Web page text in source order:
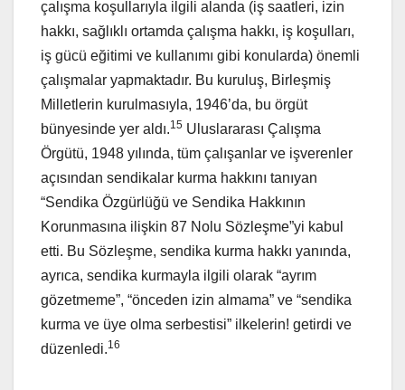
çalışma koşullarıyla ilgili alanda (iş saatleri, izin
hakkı, sağlıklı ortamda çalışma hakkı, iş koşulları,
iş gücü eğitimi ve kullanımı gibi konularda) önemli
çalışmalar yapmaktadır. Bu kuruluş, Birleşmiş
Milletlerin kurulmasıyla, 1946’da, bu örgüt
bünyesinde yer aldı.15 Uluslararası Çalışma
Örgütü, 1948 yılında, tüm çalışanlar ve işverenler
açısından sendikalar kurma hakkını tanıyan
“Sendika Özgürlüğü ve Sendika Hakkının
Korunmasına ilişkin 87 Nolu Sözleşme”yi kabul
etti. Bu Sözleşme, sendika kurma hakkı yanında,
ayrıca, sendika kurmayla ilgili olarak “ayrım
gözetmeme”, “önceden izin almama” ve “sendika
kurma ve üye olma serbestisi” ilkelerin! getirdi ve
düzenledi.16